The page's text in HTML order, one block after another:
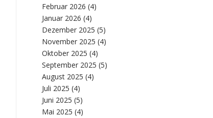
Februar 2026 (4)
Januar 2026 (4)
Dezember 2025 (5)
November 2025 (4)
Oktober 2025 (4)
September 2025 (5)
August 2025 (4)
Juli 2025 (4)
Juni 2025 (5)
Mai 2025 (4)